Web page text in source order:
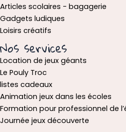
Articles scolaires - bagagerie
Gadgets ludiques
Loisirs créatifs
Nos services
Location de jeux géants
Le Pouly Troc
listes cadeaux
Animation jeux dans les écoles
Formation pour professionnel de
Journée jeux découverte